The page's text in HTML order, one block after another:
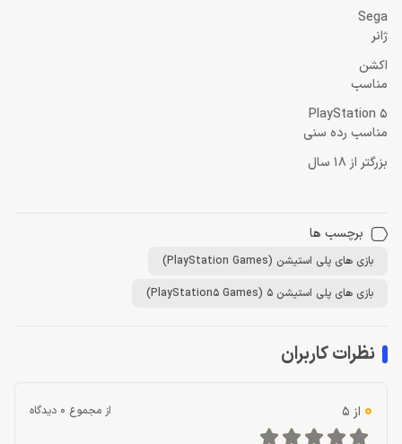
Sega
ژانر
اکشن
مناسب
PlayStation 5
مناسب رده سنی
بزرگتر از 18 سال
برچسب ها
بازی های پلی استیشن (PlayStation Games)
بازی های پلی استیشن 5 (PlayStation5 Games)
نظرات کاربران
0 از 5 از مجموع 0 دیدگاه